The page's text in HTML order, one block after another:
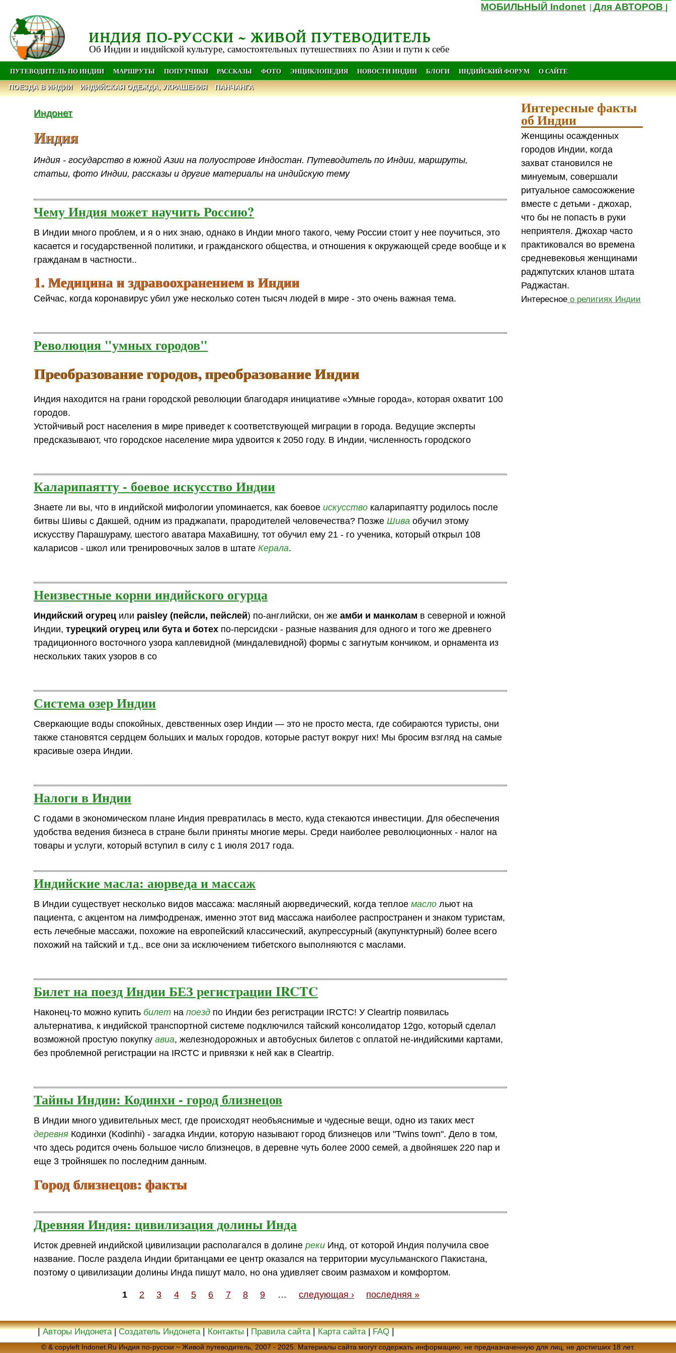
МОБИЛЬНЫЙ Indonet |Для АВТОРОВ
ИНДИЯ ПО-РУССКИ ~ ЖИВОЙ ПУТЕВОДИТЕЛЬ
Об Индии и индийской культуре, самостоятельных путешествиях по Азии и пути к себе
ПУТЕВОДИТЕЛЬ ПО ИНДИИ МАРШРУТЫ ПОПУТЧИКИ РАССКАЗЫ ФОТО ЭНЦИКЛОПЕДИЯ НОВОСТИ ИНДИИ БЛОГИ ИНДИЙСКИЙ ФОРУМ О САЙТЕ
ПОЕЗДА В ИНДИИ ИНДИЙСКАЯ ОДЕЖДА, УКРАШЕНИЯ ПАНЧАНГА
Индонет
Индия
Индия - государство в южной Азии на полуострове Индостан. Путеводитель по Индии, маршруты,
статьи, фото Индии, рассказы и другие материалы на индийскую тему
Чему Индия может научить Россию?
В Индии много проблем, и я о них знаю, однако в Индии много такого, чему России стоит у нее поучиться, это
касается и государственной политики, и гражданского общества, и отношения к окружающей среде вообще и к
гражданам в частности..
1. Медицина и здравоохранением в Индии
Сейчас, когда коронавирус убил уже несколько сотен тысяч людей в мире - это очень важная тема.
Революция "умных городов"
Преобразование городов, преобразование Индии
Индия находится на грани городской революции благодаря инициативе «Умные города», которая охватит 100
городов.
Устойчивый рост населения в мире приведет к соответствующей миграции в города. Ведущие эксперты
предсказывают, что городское население мира удвоится к 2050 году. В Индии, численность городского
Каларипаятту - боевое искусство Индии
Знаете ли вы, что в индийской мифологии упоминается, как боевоеискусство каларипаятту родилось после
битвы Шивы с Дакшей, одним из праджапати, прародителей человечества? ПозжеШива обучил этому
искусству Парашураму, шестого аватара МахаВишну, тот обучил ему 21 - го ученика, который открыл 108
каларисов - школ или тренировочных залов в штатеКерала.
Неизвестные корни индийского огурца
Индийский огурец или paisley (пейсли, пейслей) по-английски, он жеамби и манколам в северной и южной
Индии,турецкий огурец или бута и ботех по-персидски - разные названия для одного и того же древнего
традиционного восточного узора каплевидной (миндалевидной) формы с загнутым кончиком, и орнамента из
нескольких таких узоров в со
Система озер Индии
Сверкающие воды спокойных, девственных озер Индии — это не просто места, где собираются туристы, они
также становятся сердцем больших и малых городов, которые растут вокруг них! Мы бросим взгляд на самые
красивые озера Индии.
Налоги в Индии
С годами в экономическом плане Индия превратилась в место, куда стекаются инвестиции. Для обеспечения
удобства ведения бизнеса в стране были приняты многие меры. Среди наиболее революционных - налог на
товары и услуги, который вступил в силу с 1 июля 2017 года.
Индийские масла: аюрведа и массаж
В Индии существует несколько видов массажа: масляный аюрведический, когда теплоемасло льют на
пациента, с акцентом на лимфодренаж, именно этот вид массажа наиболее распространен и знаком туристам,
есть лечебные массажи, похожие на европейский классический, акупрессурный (акупунктурный) более всего
похожий на тайский и т.д., все они за исключением тибетского выполняются с маслами.
Билет на поезд Индии БЕЗ регистрации IRCTC
Наконец-то можно купить билет напоезд по Индии без регистрации IRCTC! У Cleartrip появилась
альтернатива, к индийской транспортной системе подключился тайский консолидатор 12go, который сделал
возможной простую покупкуавиа, железнодорожных и автобусных билетов с оплатой не-индийскими картами,
без проблемной регистрации на IRCTC и привязки к ней как в Cleartrip.
Тайны Индии: Кодинхи - город близнецов
В Индии много удивительных мест, где происходят необъяснимые и чудесные вещи, одно из таких мест
деревня Кодинхи (Kodinhi) - загадка Индии, которую называют город близнецов или "Twins town". Дело в том,
что здесь родится очень большое число близнецов, в деревне чуть более 2000 семей, а двойняшек 220 пар и
еще 3 тройняшек по последним данным.
Город близнецов: факты
Древняя Индия: цивилизация долины Инда
Исток древней индийской цивилизации располагался в долинереки Инд, от которой Индия получила свое
название. После раздела Индии британцами ее центр оказался на территории мусульманского Пакистана,
поэтому о цивилизации долины Инда пишут мало, но она удивляет своим размахом и комфортом.
1 2 3 4 5 6 7 8 9 … следующая › последняя »
Интересные факты
об Индии
Женщины осажденных
городов Индии, когда
захват становился не
минуемым, совершали
ритуальное самосожжение
вместе с детьми - джохар,
что бы не попасть в руки
неприятеля. Джохар часто
практиковался во времена
средневековья женщинами
раджпутских кланов штата
Раджастан.
Интересное о религиях Индии
|Авторы Индонета|Создатель Индонета|Контакты|Правила сайта|Карта сайта|FAQ|
© & copyleft Indonet.Ru Индия по-русски ~ Живой путеводитель, 2007 - 2025. Материалы сайта могут содержать информацию, не предназначенную для лиц, не достигших 18 лет.